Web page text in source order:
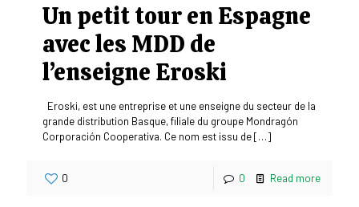
Un petit tour en Espagne
avec les MDD de
l’enseigne Eroski
Eroski, est une entreprise et une enseigne du secteur de la
grande distribution Basque, filiale du groupe Mondragón
Corporación Cooperativa. Ce nom est issu de[…]
0 0 Read more